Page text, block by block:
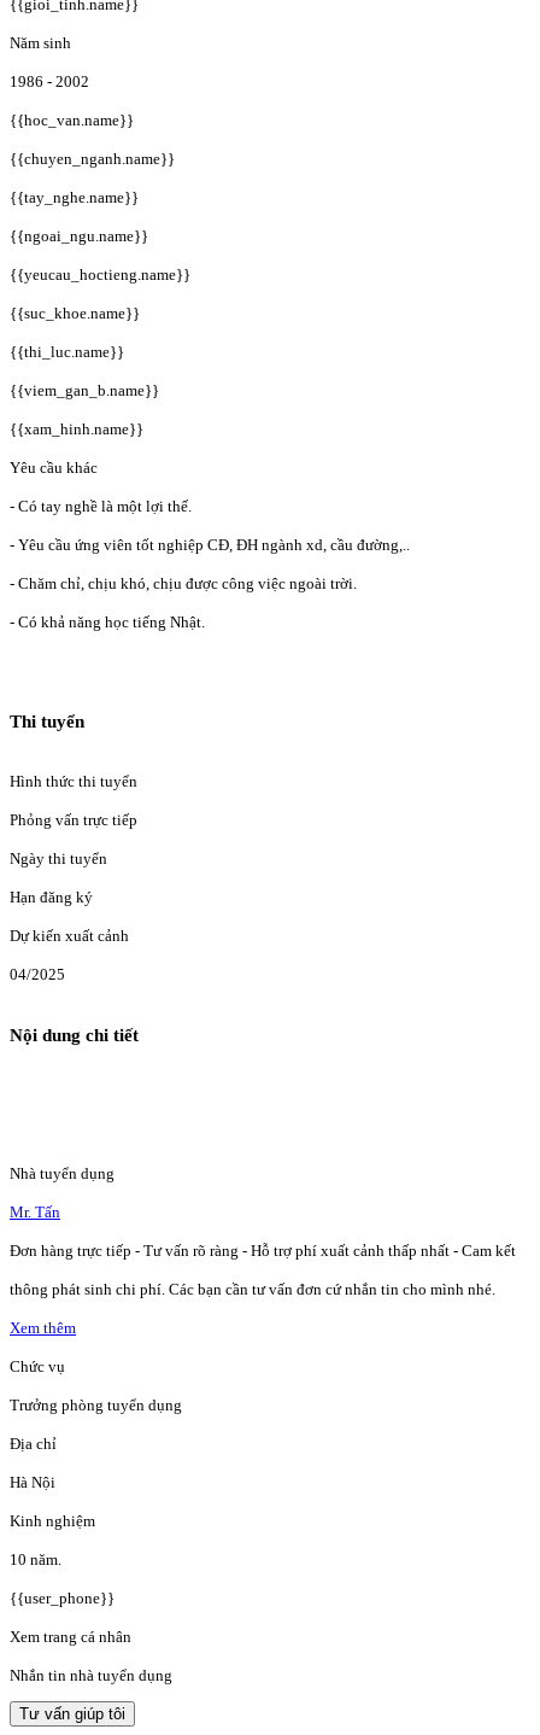
{{gioi_tinh.name}}
Năm sinh
1986 - 2002
{{hoc_van.name}}
{{chuyen_nganh.name}}
{{tay_nghe.name}}
{{ngoai_ngu.name}}
{{yeucau_hoctieng.name}}
{{suc_khoe.name}}
{{thi_luc.name}}
{{viem_gan_b.name}}
{{xam_hinh.name}}
Yêu cầu khác
- Có tay nghề là một lợi thế.
- Yêu cầu ứng viên tốt nghiệp CĐ, ĐH ngành xd, cầu đường,..
- Chăm chỉ, chịu khó, chịu được công việc ngoài trời.
- Có khả năng học tiếng Nhật.
Thi tuyển
Hình thức thi tuyển
Phỏng vấn trực tiếp
Ngày thi tuyển
Hạn đăng ký
Dự kiến xuất cảnh
04/2025
Nội dung chi tiết
Nhà tuyển dụng
Mr. Tấn
Đơn hàng trực tiếp - Tư vấn rõ ràng - Hỗ trợ phí xuất cảnh thấp nhất - Cam kết
thông phát sinh chi phí. Các bạn cần tư vấn đơn cứ nhắn tin cho mình nhé.
Xem thêm
Chức vụ
Trưởng phòng tuyển dụng
Địa chỉ
Hà Nội
Kinh nghiệm
10 năm.
{{user_phone}}
Xem trang cá nhân
Nhắn tin nhà tuyển dụng
Tư vấn giúp tôi